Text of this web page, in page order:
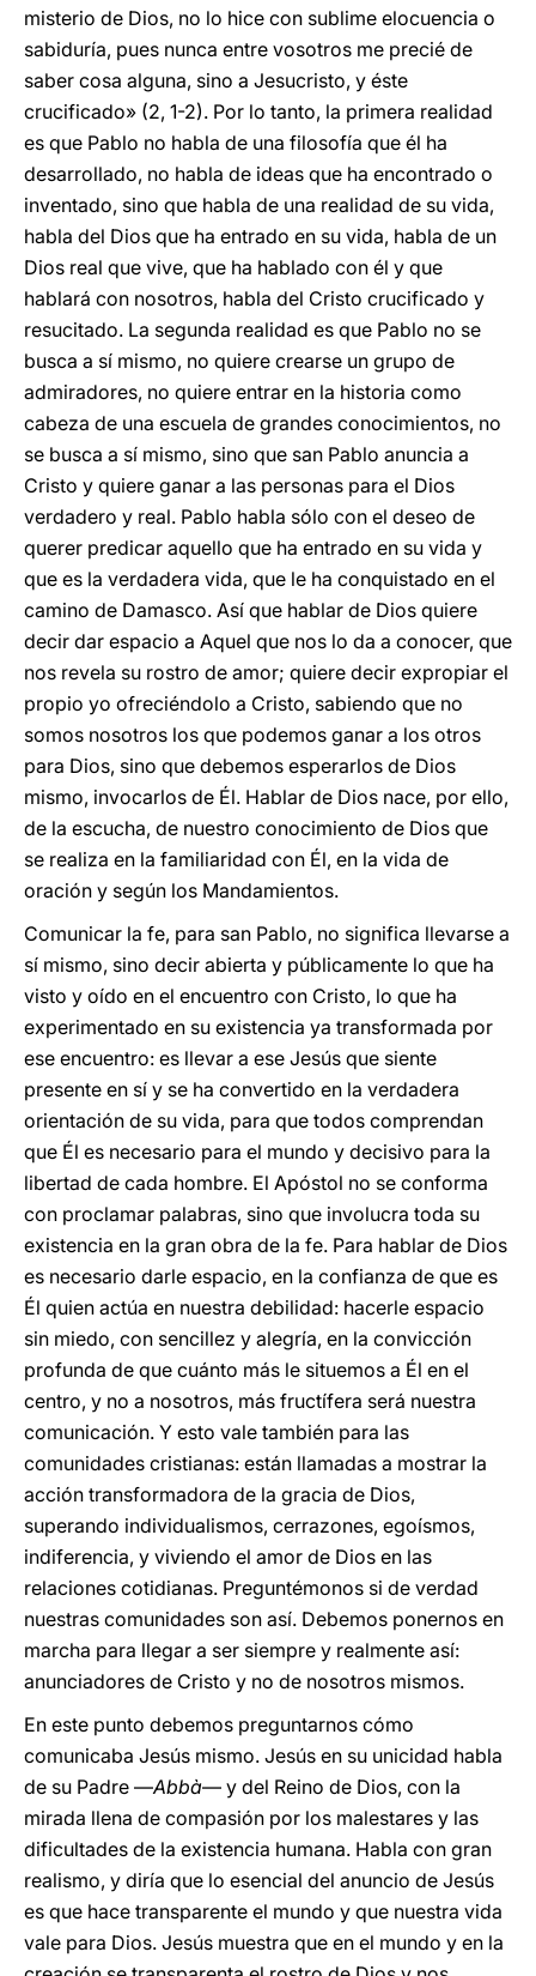
misterio de Dios, no lo hice con sublime elocuencia o
sabiduría, pues nunca entre vosotros me precié de
saber cosa alguna, sino a Jesucristo, y éste
crucificado» (2, 1-2). Por lo tanto, la primera realidad
es que Pablo no habla de una filosofía que él ha
desarrollado, no habla de ideas que ha encontrado o
inventado, sino que habla de una realidad de su vida,
habla del Dios que ha entrado en su vida, habla de un
Dios real que vive, que ha hablado con él y que
hablará con nosotros, habla del Cristo crucificado y
resucitado. La segunda realidad es que Pablo no se
busca a sí mismo, no quiere crearse un grupo de
admiradores, no quiere entrar en la historia como
cabeza de una escuela de grandes conocimientos, no
se busca a sí mismo, sino que san Pablo anuncia a
Cristo y quiere ganar a las personas para el Dios
verdadero y real. Pablo habla sólo con el deseo de
querer predicar aquello que ha entrado en su vida y
que es la verdadera vida, que le ha conquistado en el
camino de Damasco. Así que hablar de Dios quiere
decir dar espacio a Aquel que nos lo da a conocer, que
nos revela su rostro de amor; quiere decir expropiar el
propio yo ofreciéndolo a Cristo, sabiendo que no
somos nosotros los que podemos ganar a los otros
para Dios, sino que debemos esperarlos de Dios
mismo, invocarlos de Él. Hablar de Dios nace, por ello,
de la escucha, de nuestro conocimiento de Dios que
se realiza en la familiaridad con Él, en la vida de
oración y según los Mandamientos.
Comunicar la fe, para san Pablo, no significa llevarse a
sí mismo, sino decir abierta y públicamente lo que ha
visto y oído en el encuentro con Cristo, lo que ha
experimentado en su existencia ya transformada por
ese encuentro: es llevar a ese Jesús que siente
presente en sí y se ha convertido en la verdadera
orientación de su vida, para que todos comprendan
que Él es necesario para el mundo y decisivo para la
libertad de cada hombre. El Apóstol no se conforma
con proclamar palabras, sino que involucra toda su
existencia en la gran obra de la fe. Para hablar de Dios
es necesario darle espacio, en la confianza de que es
Él quien actúa en nuestra debilidad: hacerle espacio
sin miedo, con sencillez y alegría, en la convicción
profunda de que cuánto más le situemos a Él en el
centro, y no a nosotros, más fructífera será nuestra
comunicación. Y esto vale también para las
comunidades cristianas: están llamadas a mostrar la
acción transformadora de la gracia de Dios,
superando individualismos, cerrazones, egoísmos,
indiferencia, y viviendo el amor de Dios en las
relaciones cotidianas. Preguntémonos si de verdad
nuestras comunidades son así. Debemos ponernos en
marcha para llegar a ser siempre y realmente así:
anunciadores de Cristo y no de nosotros mismos.
En este punto debemos preguntarnos cómo
comunicaba Jesús mismo. Jesús en su unicidad habla
de su Padre —Abbà— y del Reino de Dios, con la
mirada llena de compasión por los malestares y las
dificultades de la existencia humana. Habla con gran
realismo, y diría que lo esencial del anuncio de Jesús
es que hace transparente el mundo y que nuestra vida
vale para Dios. Jesús muestra que en el mundo y en la